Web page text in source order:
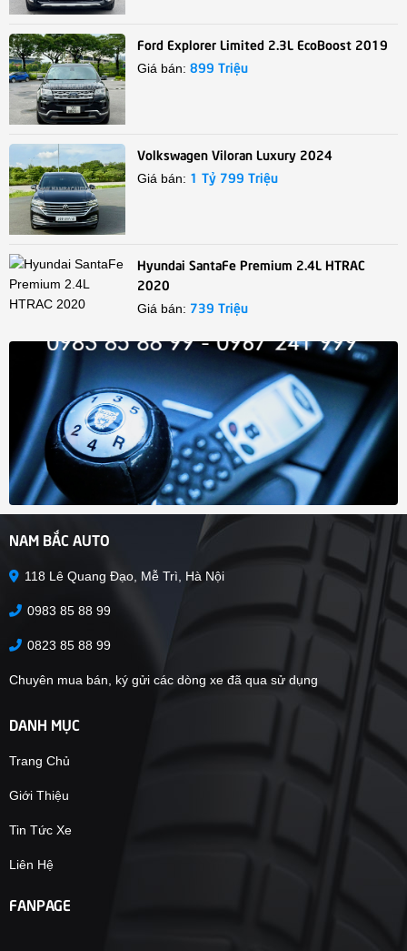
Ford Explorer Limited 2.3L EcoBoost 2019
Giá bán:899 Triệu
Volkswagen Viloran Luxury 2024
Giá bán: 1 Tỷ 799 Triệu
Hyundai SantaFe Premium 2.4L HTRAC
2020
Giá bán: 739 Triệu
NAM BẮC AUTO
118 Lê Quang Đạo, Mễ Trì, Hà Nội
0983 85 88 99
0823 85 88 99
Chuyên mua bán, ký gửi các dòng xe đã qua sử dụng
DANH MỤC
Trang Chủ
Giới Thiệu
Tin Tức Xe
Liên Hệ
FANPAGE